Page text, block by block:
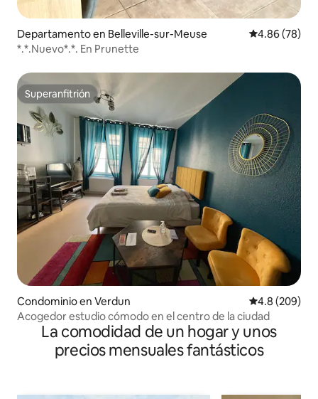
Departamento en Belleville-sur-Meuse Calificación
4.86 (78)
*.*.Nuevo*.*. En Prunette
Superanfitrión
Superanfitrión
Condominio en Verdun Calificación
4.8 (209)
Acogedor estudio cómodo en el centro de la ciudad
La comodidad de un hogar y unos
precios mensuales fantásticos